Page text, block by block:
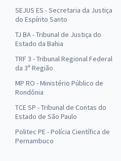
SEJUS ES - Secretaria da Justiça
do Espírito Santo
TJ BA - Tribunal de Justiça do
Estado da Bahia
TRF 3 - Tribunal Regional Federal
da 3ª Região
MP RO - Ministério Público de
Rondônia
TCE SP - Tribunal de Contas do
Estado de São Paulo
Politec PE - Polícia Científica de
Pernambuco